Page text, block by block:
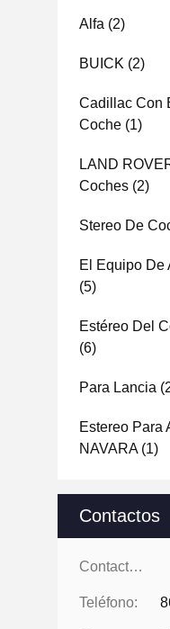
Alfa (2)
BUICK (2)
Cadillac Con
Coche (1)
LAND
Coches (2)
Stereo De
El Equipo De
(5)
Estéreo Del
(6)
Para Lancia
Estereo Para
NAVARA(1)
Contactos
Contactos:
Teléfono: